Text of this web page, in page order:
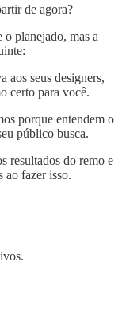
de agora?
planejado, mas a
aos seus designers,
certo para você.
porque entendem o
público busca.
resultados do remo e
ao fazer isso.